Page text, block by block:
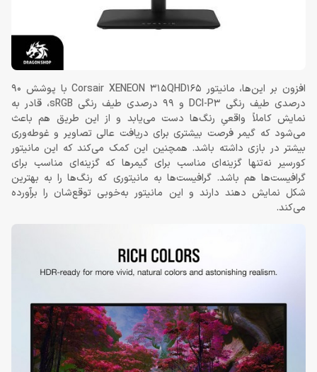
افزون بر این‌ها، مانیتور Corsair XENEON 315QHD165 با پوشش 90
درصدی طیف رنگی DCI-P3 و 99 درصدی طیف رنگی sRGB، قادر به
نمایش کاملاً واقعیِ رنگ‌ها دست می‌یابد و از این طریق هم باعث
می‌شود که گیمر فرصت بیشتری برای دریافت عالی تصاویر و غوطه‌وری
بیشتر در بازی داشته باشد. همچنین این کمک می‌کند که این مانیتور
کورسیر نه‌تنها گزینه‌ای مناسب برای گیمرها که گزینه‌ای مناسب برای
گرافیست‌ها هم باشد. گرافیست‌ها به مانیتوری که رنگ‌ها را به بهترین
شکل نمایش دهند دارند و این مانیتور به‌خوبی توقع‌شان را برآورده
می‌کند.